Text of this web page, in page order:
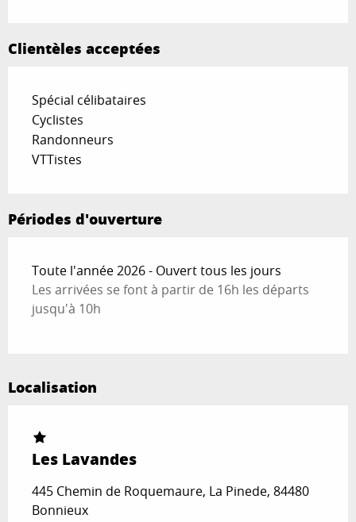
Clientèles acceptées
Spécial célibataires
Cyclistes
Randonneurs
VTTistes
Périodes d'ouverture
Toute l'année 2026 - Ouvert tous les jours
Les arrivées se font à partir de 16h les départs
jusqu'à 10h
Localisation
Les Lavandes
445 Chemin de Roquemaure, La Pinede, 84480
Bonnieux